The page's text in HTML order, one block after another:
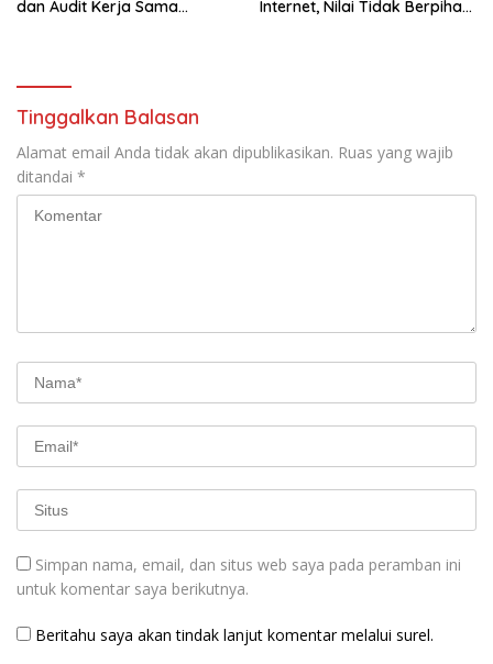
dan Audit Kerja Sama
Internet, Nilai Tidak Berpihak
Tinggalkan Balasan
Alamat email Anda tidak akan dipublikasikan. Ruas yang wajib
ditandai *
Simpan nama, email, dan situs web saya pada peramban ini
untuk komentar saya berikutnya.
Beritahu saya akan tindak lanjut komentar melalui surel.